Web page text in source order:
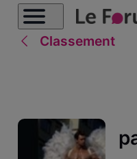
Classement